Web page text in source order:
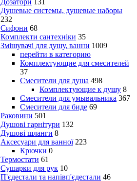
Дозатори 131
Душевые системы, душевые наборы
232
Сифони 68
Комплекти сантехніки 35
Змішувачі для душу, ванни 1009
перейти в категорию
Комплектующие для смесителей
37
Смесители для душа 498
Комплектующие к душу 8
Смесители для умывальника 367
Смесители для биде 69
Раковини 501
Душові гарнітури 132
Душові шланги 8
Аксесуари для ванної 223
Крючки 0
Термостати 61
Сушарки для рук 10
П'єдестали та напівп'єдестали 46